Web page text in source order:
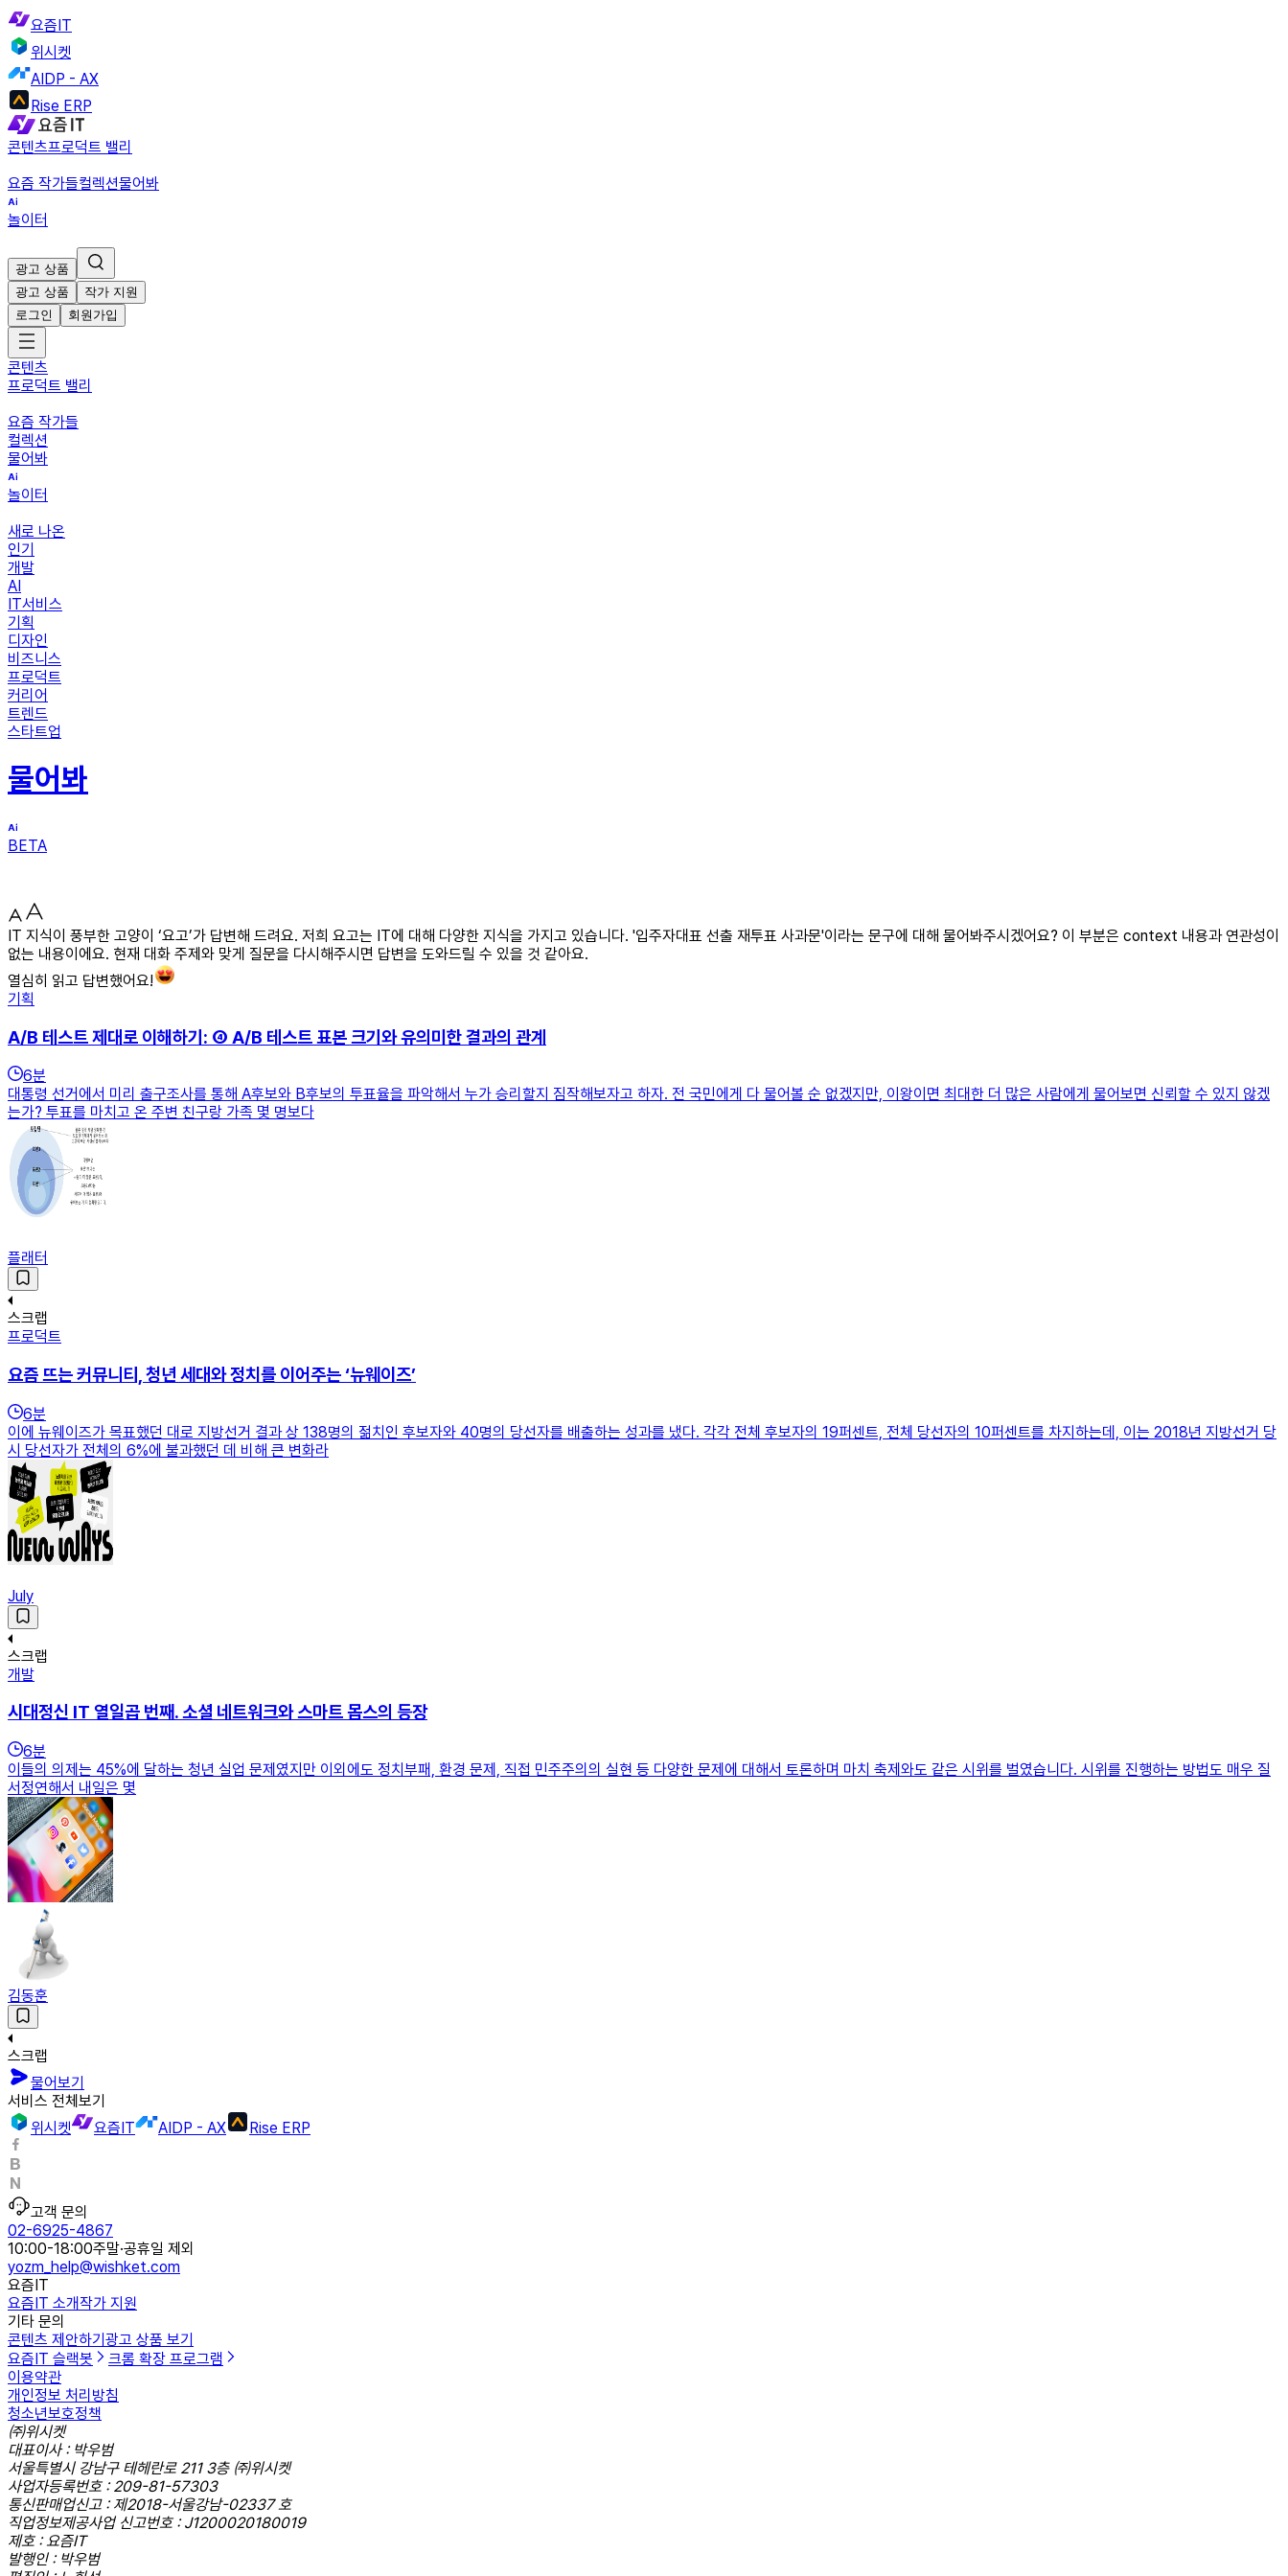
요즘IT
위시켓
AIDP - AX
Rise ERP
콘텐츠프로덕트 밸리
요즘 작가들컬렉션물어봐
놀이터
광고 상품
광고 상품
작가 지원
로그인
회원가입
콘텐츠
프로덕트 밸리
요즘 작가들
컬렉션
물어봐
놀이터
새로 나온
인기
개발
AI
IT서비스
기획
디자인
비즈니스
프로덕트
커리어
트렌드
스타트업
물어봐
BETA
IT 지식이 풍부한 고양이 ‘요고’가 답변해 드려요. 저희 요고는 IT에 대해 다양한 지식을 가지고 있습니다. '입주자대표 선출 재투표 사과문'이라는 문구에 대해 물어봐주시겠어요? 이 부분은 context 내용과 연관성이
없는 내용이에요. 현재 대화 주제와 맞게 질문을 다시해주시면 답변을 도와드릴 수 있을 것 같아요.
열심히 읽고 답변했어요!
기획
A/B 테스트 제대로 이해하기: ④ A/B 테스트 표본 크기와 유의미한 결과의 관계
6분
대통령 선거에서 미리 출구조사를 통해 A후보와 B후보의 투표율을 파악해서 누가 승리할지 짐작해보자고 하자. 전 국민에게 다 물어볼 순 없겠지만, 이왕이면 최대한 더 많은 사람에게 물어보면 신뢰할 수 있지 않겠
는가? 투표를 마치고 온 주변 친구랑 가족 몇 명보다
플래터
스크랩
프로덕트
요즘 뜨는 커뮤니티, 청년 세대와 정치를 이어주는 ‘뉴웨이즈’
6분
이에 뉴웨이즈가 목표했던 대로 지방선거 결과 상 138명의 젊치인 후보자와 40명의 당선자를 배출하는 성과를 냈다. 각각 전체 후보자의 19퍼센트, 전체 당선자의 10퍼센트를 차지하는데, 이는 2018년 지방선거 당
시 당선자가 전체의 6%에 불과했던 데 비해 큰 변화라
July
스크랩
개발
시대정신 IT 열일곱 번째. 소셜 네트워크와 스마트 몹스의 등장
6분
이들의 의제는 45%에 달하는 청년 실업 문제였지만 이외에도 정치부패, 환경 문제, 직접 민주주의의 실현 등 다양한 문제에 대해서 토론하며 마치 축제와도 같은 시위를 벌였습니다. 시위를 진행하는 방법도 매우 질
서정연해서 내일은 몇
김동훈
스크랩
물어보기
서비스 전체보기
위시켓
요즘IT AIDP - AX Rise ERP
고객 문의
02-6925-4867
10:00-18:00주말·공휴일 제외
yozm_help@wishket.com
요즘IT
요즘IT 소개작가 지원
기타 문의
콘텐츠 제안하기 광고 상품 보기
요즘IT 슬랙봇
크롬 확장 프로그램
이용약관
개인정보 처리방침
청소년보호정책
㈜위시켓
대표이사 : 박우범
서울특별시 강남구 테헤란로 211 3층 ㈜위시켓
사업자등록번호 : 209-81-57303
통신판매업신고 : 제2018-서울강남-02337 호
직업정보제공사업 신고번호 : J1200020180019
제호 : 요즘IT
발행인 : 박우범